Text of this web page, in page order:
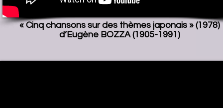
« Cinq chansons sur des thèmes japonais » (1978)
d’Eugène BOZZA (1905-1991)